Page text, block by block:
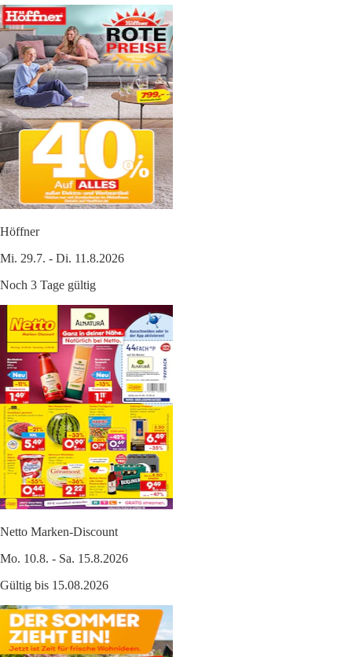
Höffner
Mi. 29.7. - Di. 11.8.2026
Noch 3 Tage gültig
Netto Marken-Discount
Mo. 10.8. - Sa. 15.8.2026
Gültig bis 15.08.2026